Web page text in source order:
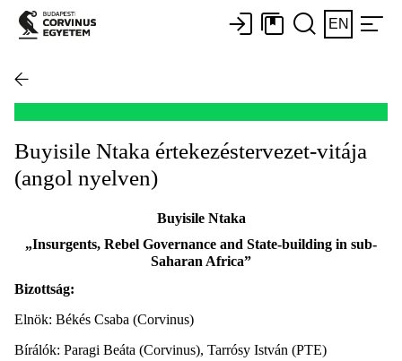
EN
Buyisile Ntaka értekezéstervezet-vitája
(angol nyelven)
Buyisile Ntaka
„Insurgents, Rebel Governance and State-building in sub-
Saharan Africa”
Bizottság:
Elnök: Békés Csaba (Corvinus)
Bírálók: Paragi Beáta (Corvinus), Tarrósy István (PTE)